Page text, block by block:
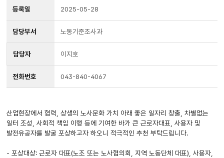
등록일 2025-05-28
담당부서 노동기준조사과
담당자 이지호
전화번호 043-840-4067
산업현장에서 협력, 상생의 노사문화 가치 아래 좋은 일자리 창출, 차별없는
일터 조성, 사회적 책임 이행 등에 기여한 바가 큰 근로자대표, 사용자 및
발전유공자를 발굴 포상하고자 하오니 적극적인 추천 부탁드립니다.
- 포상대상: 근로자 대표(노조 또는 노사협의회, 지역 노동단체 대표), 사용자,